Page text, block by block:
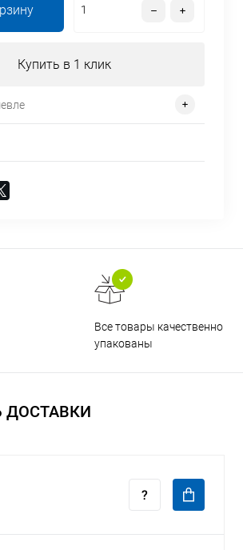
Купить в 1 клик
Все товары качественно
упакованы
ДОСТАВКИ